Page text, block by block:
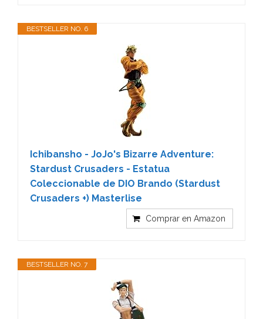
BESTSELLER NO. 6
Ichibansho - JoJo's Bizarre Adventure:
Stardust Crusaders - Estatua
Coleccionable de DIO Brando (Stardust
Crusaders +) Masterlise
Comprar en Amazon
BESTSELLER NO. 7